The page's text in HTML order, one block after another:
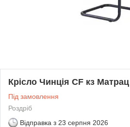
Крісло Чинція CF кз Матрац
Під замовлення
Роздріб
Відправка з 23 серпня 2026